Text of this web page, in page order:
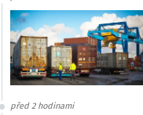
před 2 hodinami